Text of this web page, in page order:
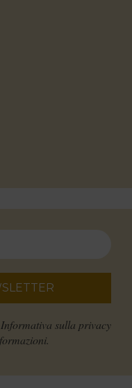
Informativa sulla privacy